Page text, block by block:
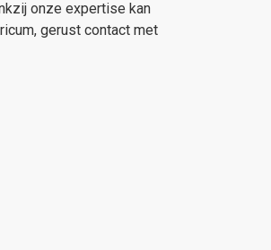
onze expertise kan
gerust contact met